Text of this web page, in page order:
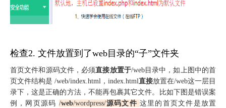
检查2. 文件放置到了web目录的“子”文件夹
首页文件和源码文件，必须直接放置于/web目录中，如上图中的首
页文件结构是 /web/index.html，index.html直接放置在/web这一层目
录下，这是正确的方法，不能再包裹其它文件。比如下图是错误案
例，网页源码 /web/wordpress/源码文件 这里的首页文件是放置